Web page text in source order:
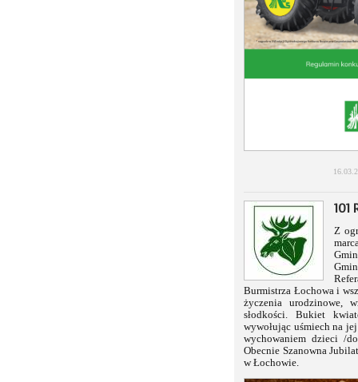
101
Z
Burmistrza Łochowa i
życzenia urodzinowe,
słodkości. Bukiet
wywołując uśmiech na
wychowaniem dzieci /
Obecnie Szanowna
w Łochowie.